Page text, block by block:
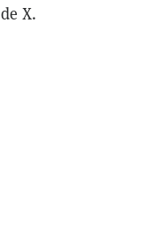
X.